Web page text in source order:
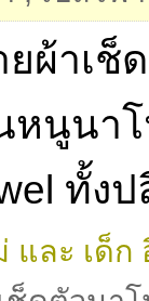
ผ้าเช็
หนูนาโ
ทั้ง
และ เด็ก